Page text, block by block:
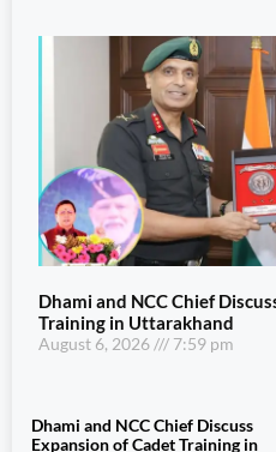
Dhami and NCC Chief
Training in Uttarakhand
August 6, 2026 7:59 pm
Dhami and NCC Chief Discuss
Expansion of Cadet Training in